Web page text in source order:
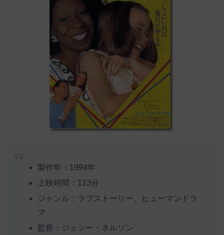
製作年：1994年
上映時間：113分
ジャンル：ラブストーリー、ヒューマンドラ
マ
監督：ジェシー・ネルソン